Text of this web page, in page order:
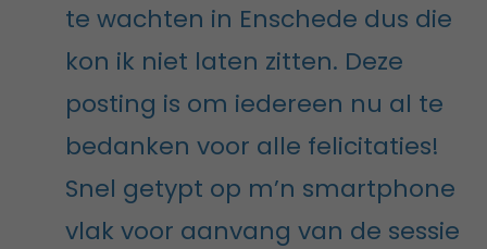
te wachten in Enschede dus die
kon ik niet laten zitten. Deze
posting is om iedereen nu al te
bedanken voor alle felicitaties!
Snel getypt op m’n smartphone
vlak voor aanvang van de sessie